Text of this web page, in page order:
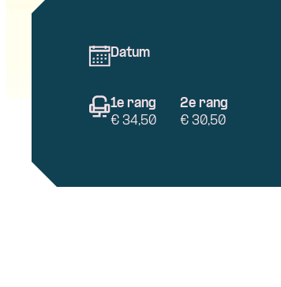
Datum
1e rang
€ 34,50
2e rang
€ 30,50